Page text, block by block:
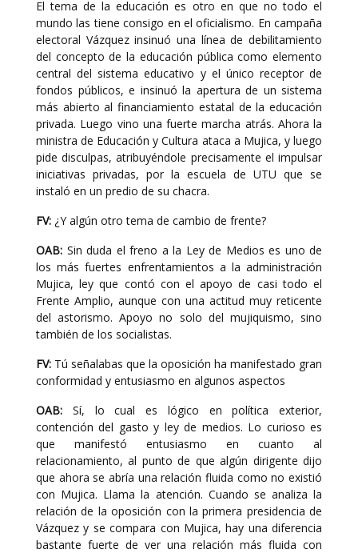
El tema de la educación es otro en que no todo el
mundo las tiene consigo en el oficialismo. En campaña
electoral Vázquez insinuó una línea de debilitamiento
del concepto de la educación pública como elemento
central del sistema educativo y el único receptor de
fondos públicos, e insinuó la apertura de un sistema
más abierto al financiamiento estatal de la educación
privada. Luego vino una fuerte marcha atrás. Ahora la
ministra de Educación y Cultura ataca a Mujica, y luego
pide disculpas, atribuyéndole precisamente el impulsar
iniciativas privadas, por la escuela de UTU que se
instaló en un predio de su chacra.
FV: ¿Y algún otro tema de cambio de frente?
OAB: Sin duda el freno a la Ley de Medios es uno de
los más fuertes enfrentamientos a la administración
Mujica, ley que contó con el apoyo de casi todo el
Frente Amplio, aunque con una actitud muy reticente
del astorismo. Apoyo no solo del mujiquismo, sino
también de los socialistas.
FV: Tú señalabas que la oposición ha manifestado gran
conformidad y entusiasmo en algunos aspectos
OAB: Sí, lo cual es lógico en política exterior,
contención del gasto y ley de medios. Lo curioso es
que manifestó entusiasmo en cuanto al
relacionamiento, al punto de que algún dirigente dijo
que ahora se abría una relación fluida como no existió
con Mujica. Llama la atención. Cuando se analiza la
relación de la oposición con la primera presidencia de
Vázquez y se compara con Mujica, hay una diferencia
bastante fuerte de ver una relación más fluida con